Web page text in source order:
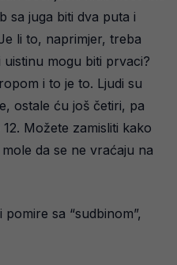
sa juga biti dva puta i
li to, naprimjer, treba
mogu biti prvaci?
i to je to. Ljudi su
ostale ću još četiri, pa
Možete zamisliti kako
da se ne vraćaju na
sa “sudbinom”,